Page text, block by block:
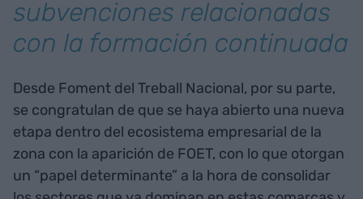
subvenciones relacionadas
con la formación continuada
Desde Foment del Treball Nacional, por su parte,
se congratulan de que se haya abierto una nueva
etapa dentro del ecosistema empresarial de la
zona con la aparición de FOET, con lo que otorgan
un “papel determinante” a la hora de consolidar